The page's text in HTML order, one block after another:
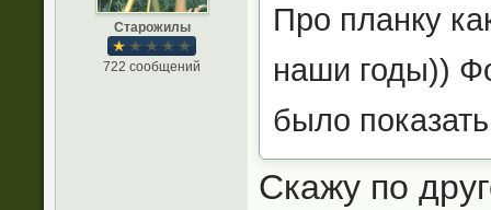
Старожилы
722 сообщений
Про планку
наши годы))
было
Скажу по